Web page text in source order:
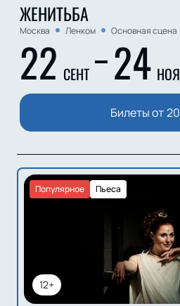
ЖЕНИТЬБА
Москва Ленком Основная сцена
22 СЕНТ 24
Билеты от
12+
Пьеса
Популярное